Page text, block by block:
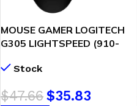
MOUSE GAMER LOGITECH
G305 LIGHTSPEED (910-
Stock
$47.66$35.83